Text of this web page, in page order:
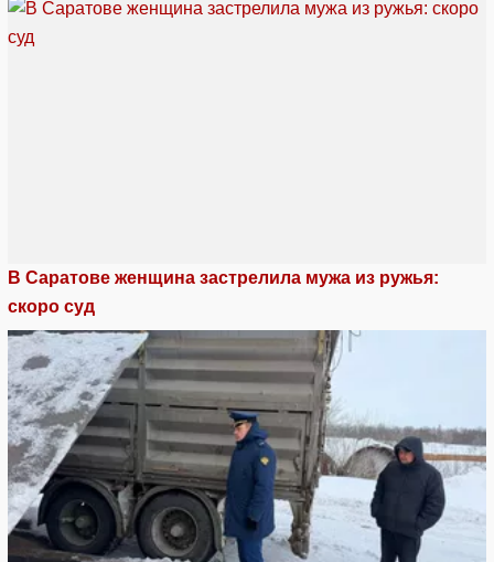
В Саратове женщина застрелила мужа из ружья:
скоро суд